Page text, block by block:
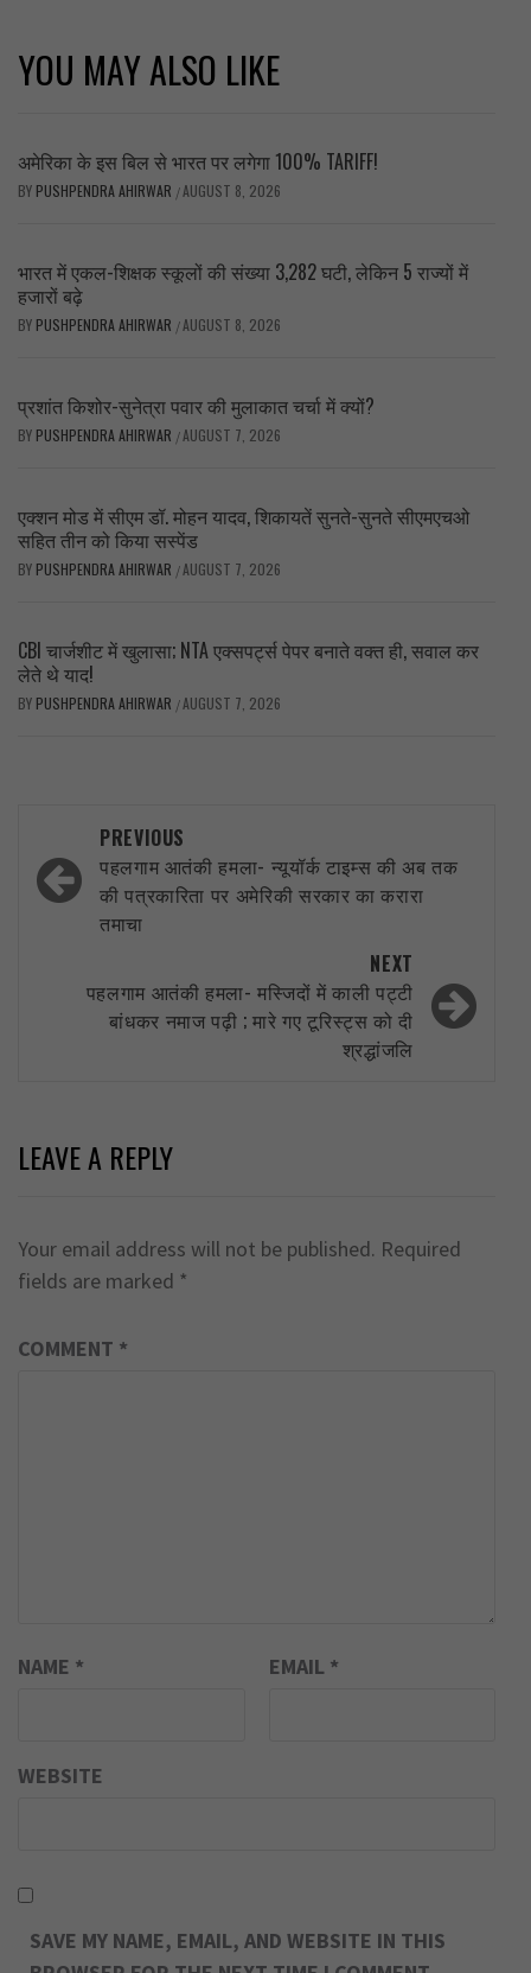
YOU MAY ALSO LIKE
अमेरिका के इस बिल से भारत पर लगेगा 100% TARIFF!
BY PUSHPENDRA AHIRWAR /AUGUST 8, 2026
भारत में एकल-शिक्षक स्कूलों की संख्या 3,282 घटी, लेकिन 5 राज्यों में
हजारों बढ़े
BY PUSHPENDRA AHIRWAR /AUGUST 8, 2026
प्रशांत किशोर-सुनेत्रा पवार की मुलाकात चर्चा में क्यों?
BY PUSHPENDRA AHIRWAR /AUGUST 7, 2026
एक्शन मोड में सीएम डॉ. मोहन यादव, शिकायतें सुनते-सुनते सीएमएचओ
सहित तीन को किया सस्पेंड
BY PUSHPENDRA AHIRWAR /AUGUST 7, 2026
CBI चार्जशीट में खुलासा; NTA एक्सपर्ट्स पेपर बनाते वक्त ही, सवाल कर
लेते थे याद!
BY PUSHPENDRA AHIRWAR /AUGUST 7, 2026
navigation
PREVIOUS
पहलगाम आतंकी हमला- न्यूयॉर्क टाइम्स की अब तक
की पत्रकारिता पर अमेरिकी सरकार का करारा
तमाचा
NEXT
पहलगाम आतंकी हमला- मस्जिदों में काली पट्टी
बांधकर नमाज पढ़ी ; मारे गए टूरिस्ट्स को दी
श्रद्धांजलि
LEAVE A REPLY
Your email address will not be published. Required
fields are marked *
COMMENT *
NAME * EMAIL *
WEBSITE
SAVE MY NAME, EMAIL, AND WEBSITE IN THIS